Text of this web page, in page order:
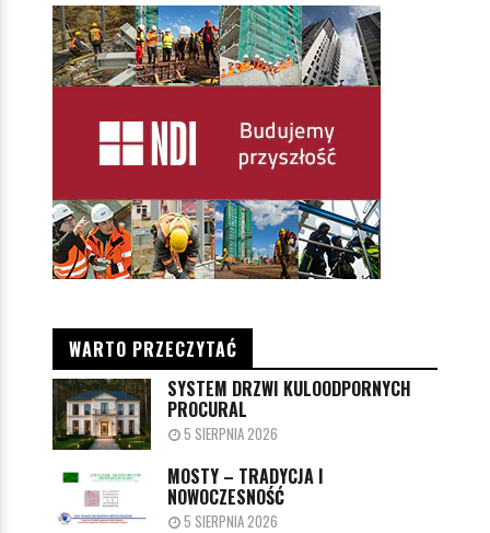
WARTO PRZECZYTAĆ
SYSTEM DRZWI KULOODPORNYCH
PROCURAL
5 SIERPNIA 2026
MOSTY – TRADYCJA I
NOWOCZESNOŚĆ
5 SIERPNIA 2026